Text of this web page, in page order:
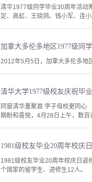
清华1977级同学毕业30周年活动
定、高虹、王晓鸽、钱小军、连
加拿大多伦多地区1977级同
2012年5月5日，加拿大多伦多地
清华大学1977级校友庆祝毕
同窗清华重聚首 学子母校更同
期盼和喜悦，4月28日上午，数百
1981级校友毕业20周年校庆日返
个国家的留学生、进修生12人。